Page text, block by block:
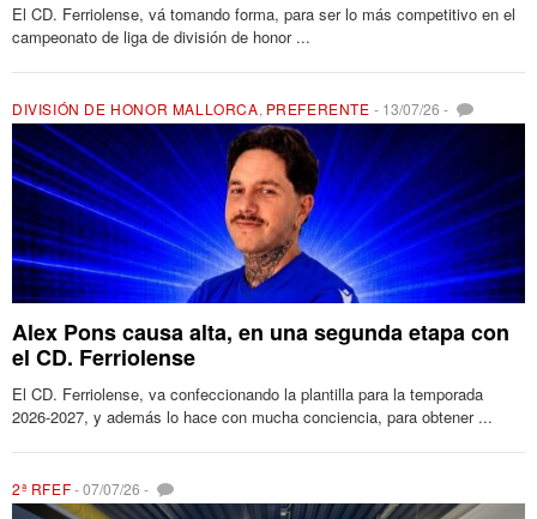
El CD. Ferriolense, vá tomando forma, para ser lo más competitivo en el
campeonato de liga de división de honor ...
DIVISIÓN DE HONOR MALLORCA, PREFERENTE - 13/07/26 -
Alex Pons causa alta, en una segunda etapa con
el CD. Ferriolense
El CD. Ferriolense, va confeccionando la plantilla para la temporada
2026-2027, y además lo hace con mucha conciencia, para obtener ...
2ª RFEF-07/07/26 -